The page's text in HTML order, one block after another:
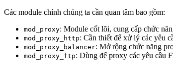
Các module chính chúng ta cần quan tâm bao gồm:
mod_proxy: Module cốt lõi, cung cấp chức
mod_proxy_http: Cần thiết để xử lý các yêu
mod_proxy_balancer: Mở rộng chức năng
mod_proxy_ftp: Dùng để proxy các yêu cầu